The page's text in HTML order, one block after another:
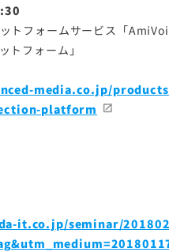
トフォームサービス「
トフォーム」
media.co.jp/
platform
it.co.jp/seminar/